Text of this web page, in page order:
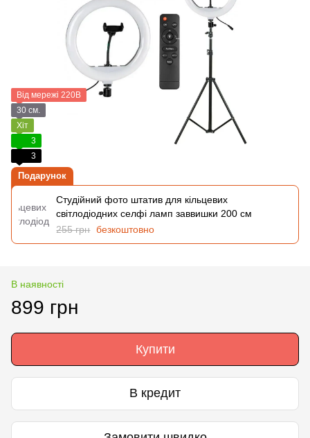
Від мережі 220В
30 см.
Хіт
3
3
Подарунок
Студійний фото штатив для кільцевих
світлодіодних селфі ламп заввишки 200 см
255 грн безкоштовно
В наявності
899 грн
Купити
В кредит